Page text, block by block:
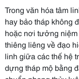
Trong văn hóa tâm
hay bảo tháp không
hoặc nơi tưởng
thiêng liêng về đạo
linh giữa các thế hệ
dựng tháp mộ bằng